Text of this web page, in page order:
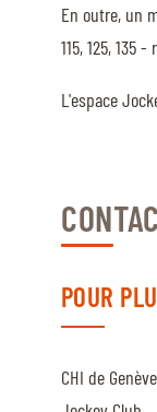
QUI SOMMES-
HISTORIQUE
ABC DU CHIG
SPONSORS
ROLEX GRAND
En outre, un
115, 125, 135
L'espace
POUR
CHI de Genève